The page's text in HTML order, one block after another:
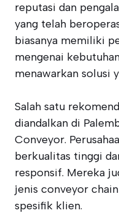
reputasi dan
yang telah
biasanya memiliki
mengenai
menawarkan solusi
Salah satu
diandalkan di
Conveyor.
berkualitas tinggi
responsif. Mereka
jenis conveyor
spesifik klien.